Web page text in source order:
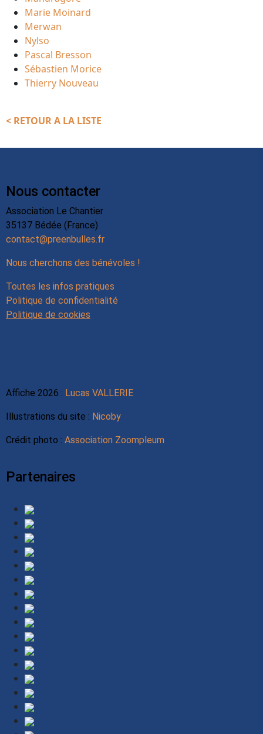
Marie Moinard
Merwan
Nylso
Pascal Bresson
Sébastien Morice
Thierry Nouveau
< RETOUR A LA LISTE
Nous contacter
Association Le Chantier
35137 Bédée (France)
contact@preenbulles.fr
Nous cherchons des bénévoles !
Toutes les infos pratiques
Politique de confidentialité
Politique de cookies
Affiche 2026 : Lucas VALLERIE
Illustrations du site : Nicoby
Crédit photo : Association Zoompleum
Partenaires